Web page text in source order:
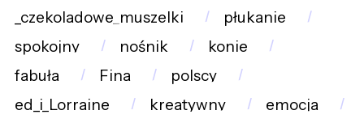
_czekoladowe_muszelki
płukanie
spokojny
nośnik
konie
fabuła
Fina
polscy
ed_i_Lorraine
kreatywny
emocja